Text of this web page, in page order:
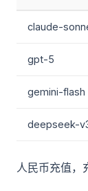
claude-
gpt-5
gemini-flash
deepseek-
人民币充值，